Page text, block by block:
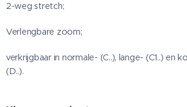
2-weg stretch;
Verlengbare zoom;
verkrijgbaar in normale- (C..), lange- (C1..) en
(D..).